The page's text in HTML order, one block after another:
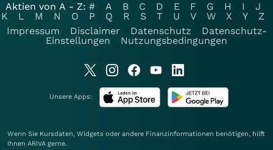
Aktien von A - Z: # A B C D E F G H I
J
K
L M N O P Q R S T U V W X Y
Z
Impressum
Disclaimer Datenschutz
Datenschutz-
Einstellungen
Nutzungsbedingungen
Unsere Apps:
Wenn Sie Kursdaten, Widgets oder andere Finanzinformationen benötigen, hilft
Ihnen ARIVA gerne.